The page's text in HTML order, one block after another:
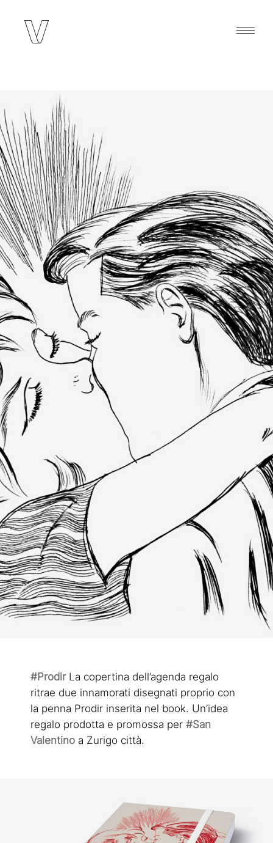
#ProdirLa copertina dell’agenda regalo
ritrae due innamorati disegnati proprio con
la penna Prodir inserita nel book. Un’idea
regalo prodotta e promossa per #San
Valentino a Zurigo città.